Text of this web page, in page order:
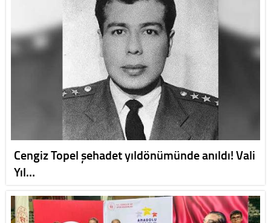
Cengiz Topel şehadet yıldönümünde anıldı! Vali
Yıl…